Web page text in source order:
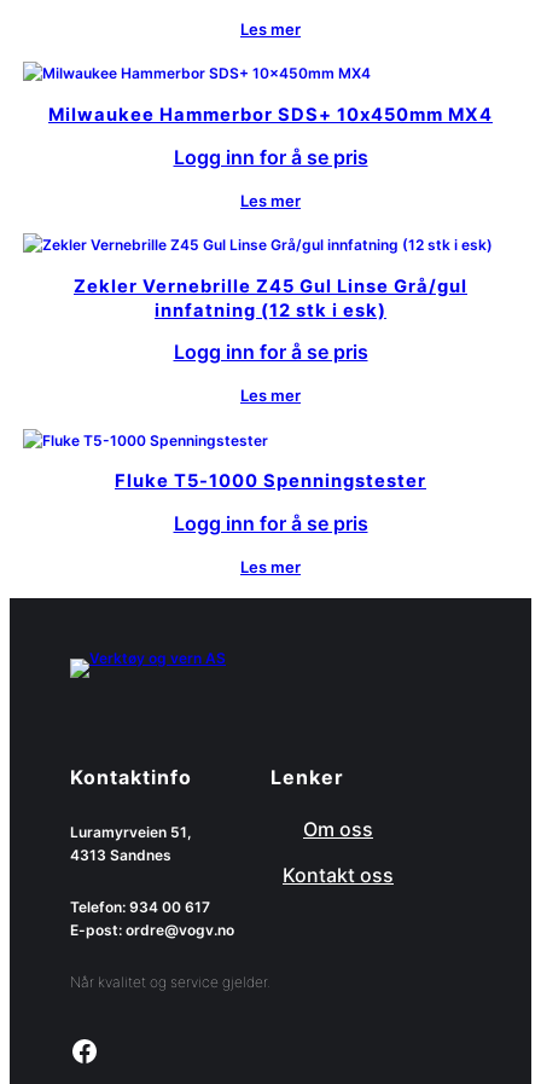
Les mer
Milwaukee Hammerbor SDS+ 10x450mm MX4
Logg inn for å se pris
Les mer
Zekler Vernebrille Z45 Gul Linse Grå/gul
innfatning (12 stk i esk)
Logg inn for å se pris
Les mer
Fluke T5-1000 Spenningstester
Logg inn for å se pris
Les mer
Kontaktinfo
Luramyrveien 51,
4313 Sandnes
Telefon: 934 00 617
E-post: ordre@vogv.no
Når kvalitet og service gjelder.
Link to facebook page
Lenker
Om oss
Kontakt oss